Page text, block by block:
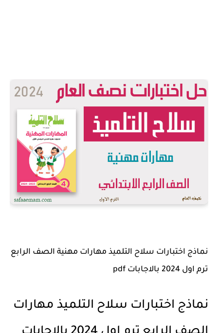
نماذج اختبارات سلاح التلميذ مهارات مهنية الصف الرابع
ترم اول 2024 بالاجابات pdf
نماذج اختبارات سلاح التلميذ مهارات